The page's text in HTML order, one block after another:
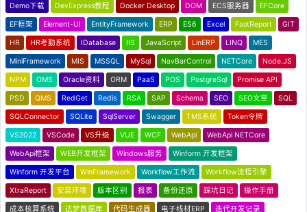
Demo下载 DevExpress教程 Docker Desktop DOM ECS服务器 EFCore
EF框架 Element-UI EntityFramework ERP ES6 Excel FastReport GIT
HR HR考勤系统 IDatabase IIS JavaScript LinERP LINQ MES
MiniFramework MIS MSSQL MySql NavBarControl NETCore Node.JS
NPM OMS Oracle资料 ORM PaaS POS PostgreSql Promise API
PSD QMS RedGet Redis RSA SAP Schema SEO SEO文章 SQL
SQLConnector SQLite SqlServer Swagger TMS系统 Token令牌
VS2022 VSCode VS升级 VUE WCF WebApi WebApi NETCore
WebApi框架 WEB开发框架 Windows服务 Winform 开发框架
Winform 开发平台 WinFramework Workflow工作流 Workflow流程引擎
XtraReport 安装环境 版本区别 报表 备份还原 踩坑日记 操作手册
成本核算系统 达梦数据库 代码生成器 电子线材ERP 迭代开发记录